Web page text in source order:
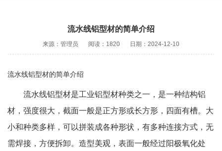
流水线铝型材的简单介绍
来源：管理员 阅读：1820 日期：2024-12-10
流水线铝型材的简单介绍
流水线铝型材是工业铝型材种类之一，是一种结构铝
材，强度很大，截面一般是正方形或长方形，四面有槽。大
小和种类多样，可以拼装成各种形状，有多种连接方式，无
需焊接，方便拆卸。造型美观，表面一般经过阳极氧化处